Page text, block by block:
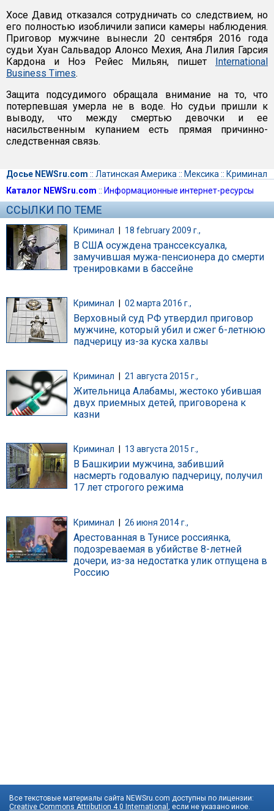
Хосе Давид отказался сотрудничать со следствием, но
его полностью изобличили записи камеры наблюдения.
Приговор мужчине вынесли 20 сентября 2016 года
судьи Хуан Сальвадор Алонсо Мехия, Ана Лилия Гарсия
Кардона и Ноэ Рейес Мильян, пишет International
Business Times.
Защита подсудимого обращала внимание на то, что
потерпевшая умерла не в воде. Но судьи пришли к
выводу, что между смертью девочки и ее
насильственным купанием есть прямая причинно-
следственная связь.
Досье NEWSru.com :: Латинская Америка :: Мексика :: Криминал
Каталог NEWSru.com :: Информационные интернет-ресурсы
ССЫЛКИ ПО ТЕМЕ
Криминал | 18 february 2009 г.,
В США осуждена транссексуалка,
замучившая мужа-пенсионера до смерти
тренировками в бассейне
Криминал 02 марта 2016 г.,
Верховный суд РФ утвердил приговор
мужчине, который убил и сжег 6-летнюю
падчерицу из-за куска халвы
Криминал 21 августа 2015 г.,
Жительница Алабамы, жестоко убившая
двух приемных детей, приговорена к
казни
Криминал 13 августа 2015 г.,
В Башкирии мужчина, забивший
насмерть годовалую падчерицу, получил
17 лет строгого режима
Криминал | 26 июня 2014 г.,
Арестованная в Тунисе россиянка,
подозреваемая в убийстве 8-летней
дочери, из-за недостатка улик отпущена в
Россию
Все текстовые материалы сайта NEWSru.com доступны по лицензии:
Creative Commons Attribution 4.0 International , если не указано иное.